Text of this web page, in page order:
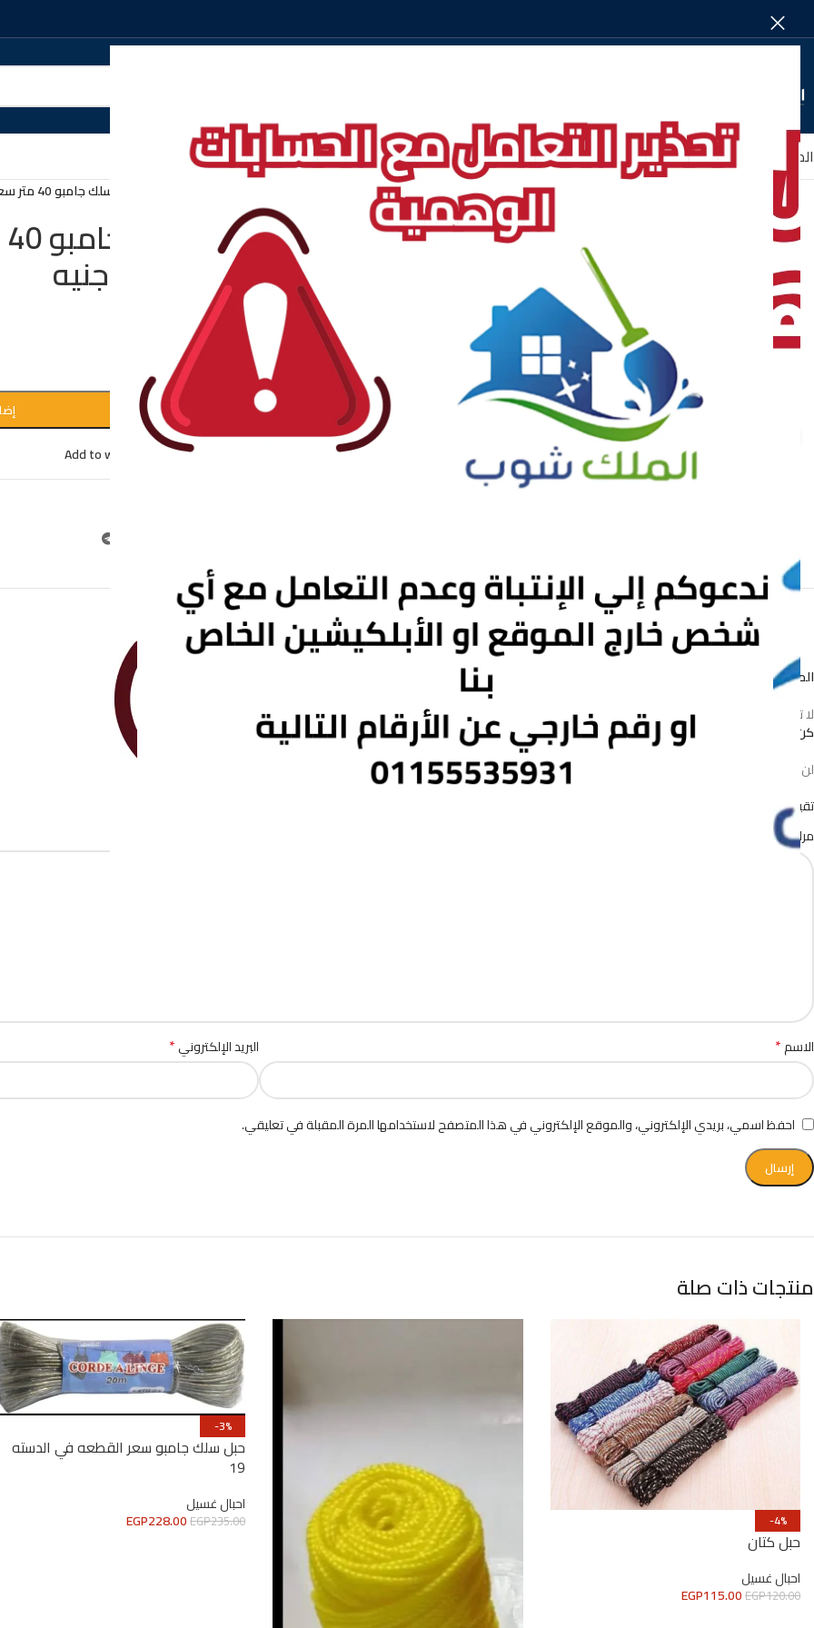
SELECT CATEGORY
الصفحة الرئيسيةمن نحـــــــــــــــــن الأقســـــــام
حبل سلك جامبو 40 متر سعر القطعه في الدسته 30 جنيه
الدسته 30 جنيه
360.00
Compare
Add to wishlist
مراجعات (0) SHIPPING & DELIVERY
المراجعات
لا توجد مراجعات بعد.
كن أول من يقيم “حبل سلك جامبو 40 متر سعر القطعه في الدسته 30 جنيه”
لن يتم نشر عنوان بريدك الإلكتروني.
الحقول الإلزامية مشار إليها بـ*
تقييمك
مراجعتك
الاسم* البريد الإلكتروني*
احفظ اسمي، بريدي الإلكتروني، والموقع الإلكتروني في هذا المتصفح لاستخدامها المرة المقبلة في تعليقي.
منتجات ذات صلة
-4%
حبل كتان
احبال غسيل
EGP120.00
EGP115.00
-3%
حبل سلك جامبو سعر القطعه في الدسته
19
احبال غسيل
EGP235.00
EGP228.00